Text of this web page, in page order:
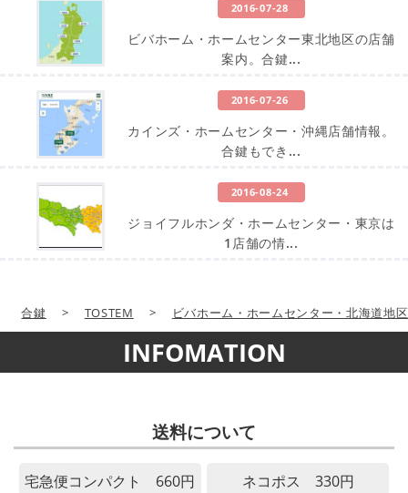
2016-07-28
ビバホーム・ホームセンター東北地区の店舗
案内。合鍵...
2016-07-26
カインズ・ホームセンター・沖縄店舗情報。
合鍵もでき...
2016-08-24
ジョイフルホンダ・ホームセンター・東京は
1店舗の情...
合鍵 > TOSTEM > ビバホーム・ホームセンター・北海道地
INFOMATION
送料について
宅急便コンパクト 660円 ネコポス 330円